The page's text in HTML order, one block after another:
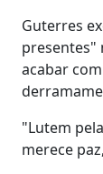
Guterres
presentes"
acabar
"Lutem
merece